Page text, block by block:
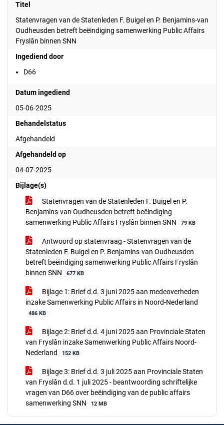
Titel
Statenvragen van de Statenleden F. Buigel en P. Benjamins-van
Oudheusden betreft beëindiging samenwerking Public Affairs
Fryslân binnen SNN
Ingediend door
D66
Datum ingediend
05-06-2025
Behandelstatus
Afgehandeld
Afgehandeld op
04-07-2025
Bijlage(s)
Statenvragen van de Statenleden F. Buigel en P.
Benjamins-van Oudheusden betreft beëindiging
samenwerking Public Affairs Fryslân binnen SNN
79 KB
Antwoord op statenvraag - Statenvragen van de
Statenleden F. Buigel en P. Benjamins-van Oudheusden
betreft beëindiging samenwerking Public Affairs Fryslân
binnen SNN
677 KB
Bijlage 1: Brief d.d. 3 juni 2025 aan medeoverheden
inzake Samenwerking Public Affairs in Noord-Nederland
486 KB
Bijlage 2: Brief d.d. 4 juni 2025 aan Provinciale Staten
van Fryslân inzake Samenwerking Public Affairs Noord-
Nederland
152 KB
Bijlage 3: Brief d.d. 3 juli 2025 aan Provinciale Staten
van Fryslân d.d. 1 juli 2025 - beantwoording schriftelijke
vragen van D66 over beëindiging van de public affairs
samenwerking SNN
12 MB